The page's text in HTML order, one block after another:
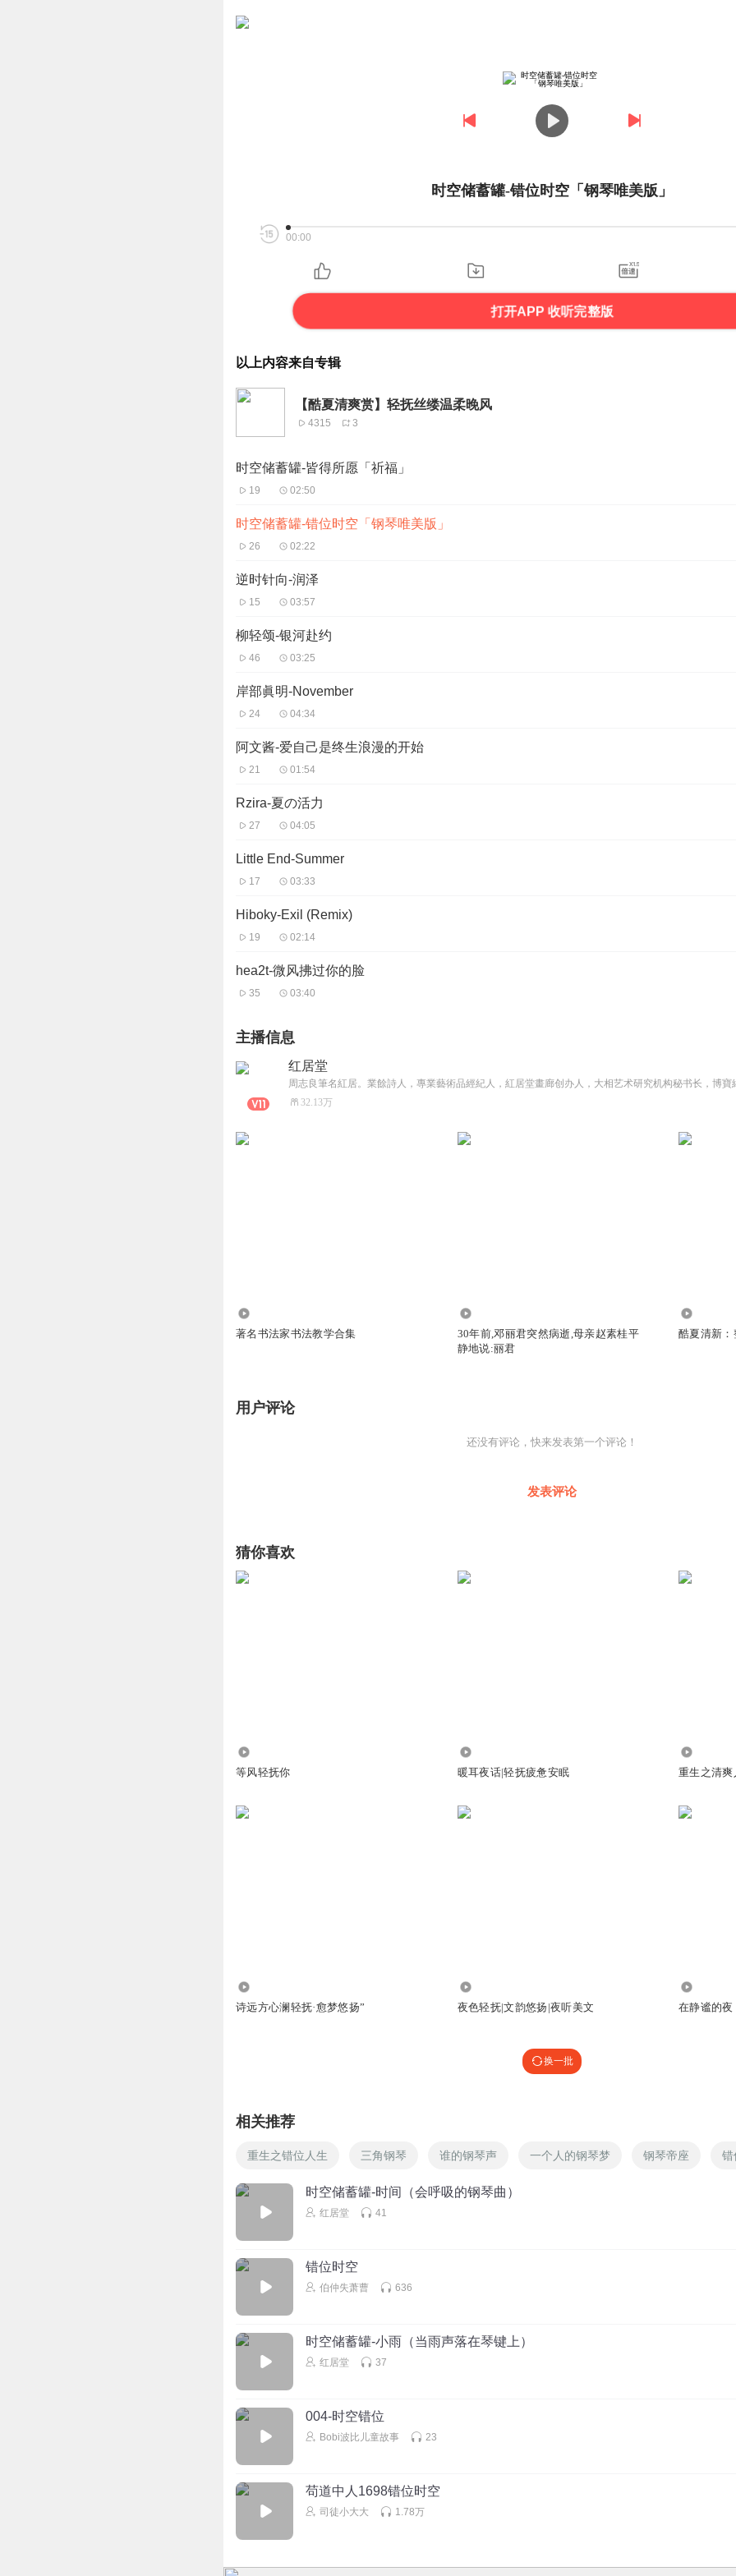
时空储蓄罐-错位时空「钢琴唯美版」
00:00
打开APP 收听完整版
以上内容来自专辑
【酷夏清爽赏】轻抚丝缕温柔晚风
4315 3
时空储蓄罐-皆得所愿「祈福」
19 02:50
时空储蓄罐-错位时空「钢琴唯美版」
26 02:22
逆时针向-润泽
15 03:57
柳轻颂-银河赴约
46 03:25
岸部眞明-November
24 04:34
阿文酱-爱自己是终生浪漫的开始
21 01:54
Rzira-夏の活力
27 04:05
Little End-Summer
17 03:33
Hiboky-Exil (Remix)
19 02:14
hea2t-微风拂过你的脸
35 03:40
主播信息
红居堂
32.13万
著名书法家书法教学合集
30年前,邓丽君突然病逝,母亲赵素桂平
静地说:丽君
酷夏清新
用户评论
还没有评论，快来发表第一个评论！
发表评论
猜你喜欢
等风轻抚你 暖耳夜话|轻抚疲惫安眠 重生之清爽
诗远方心澜轻抚·愈梦悠扬” 夜色轻抚|文韵悠扬|夜听美文 在静谧的
换一批
相关推荐
重生之错位人生 三角钢琴 谁的钢琴声 一个人的钢琴梦 钢琴帝座 错
时空储蓄罐-时间（会呼吸的钢琴曲）
红居堂 41
错位时空
伯仲失萧曹 636
时空储蓄罐-小雨（当雨声落在琴键上）
红居堂 37
004-时空错位
Bobi波比儿童故事 23
苟道中人1698错位时空
司徒小大大 1.78万